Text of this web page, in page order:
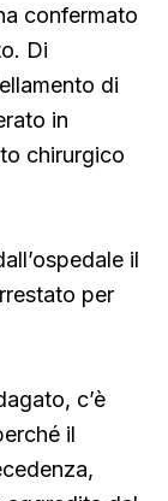
confermato
Di
di
in
chirurgico
il
per
c’è
il